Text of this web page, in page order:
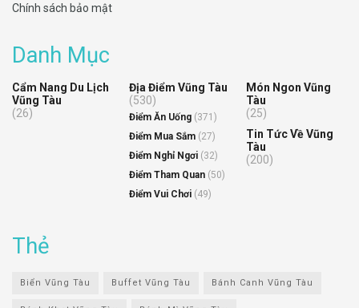
Chính sách bảo mật
Danh Mục
Cẩm Nang Du Lịch
Vũng Tàu
(26)
Địa Điểm Vũng Tàu
(530)
Điểm Ăn Uống (371)
Điểm Mua Sắm (27)
Điểm Nghỉ Ngơi (32)
Điểm Tham Quan (50)
Điểm Vui Chơi (49)
Món Ngon Vũng
Tàu
(25)
Tin Tức Về Vũng
Tàu
(200)
Thẻ
Biển Vũng Tàu Buffet Vũng Tàu Bánh Canh Vũng Tàu